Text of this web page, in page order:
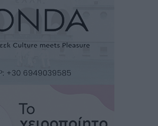
ώρες
για τα πρώτα υπεράκτια
momentum, παρά τις